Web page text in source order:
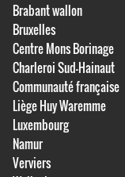
Brabant wallon
Bruxelles
Centre Mons Borinage
Charleroi Sud-Hainaut
Communauté française
Liège Huy Waremme
Luxembourg
Namur
Verviers